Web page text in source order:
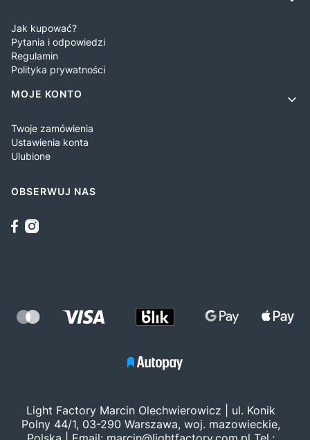
Jak kupować?
Pytania i odpowiedzi
Regulamin
Polityka prywatności
MOJE KONTO
Twoje zamówienia
Ustawienia konta
Ulubione
OBSERWUJ NAS
Light Factory Marcin Olechwierowicz | ul. Konik
Polny 44/1, 03-290 Warszawa, woj. mazowieckie,